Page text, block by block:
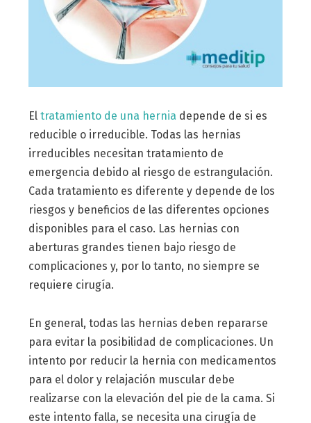
El tratamiento de una hernia depende de si es
reducible o irreducible. Todas las hernias
irreducibles necesitan tratamiento de
emergencia debido al riesgo de estrangulación.
Cada tratamiento es diferente y depende de los
riesgos y beneficios de las diferentes opciones
disponibles para el caso. Las hernias con
aberturas grandes tienen bajo riesgo de
complicaciones y, por lo tanto, no siempre se
requiere cirugía.
En general, todas las hernias deben repararse
para evitar la posibilidad de complicaciones. Un
intento por reducir la hernia con medicamentos
para el dolor y relajación muscular debe
realizarse con la elevación del pie de la cama. Si
este intento falla, se necesita una cirugía de